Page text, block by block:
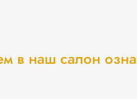
в наш салон